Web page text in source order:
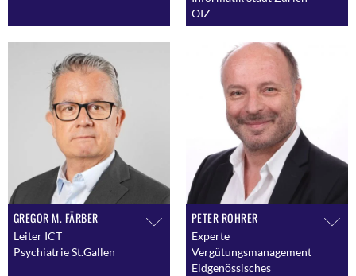
OIZ
GREGOR M. FÄRBER
Leiter ICT
Psychiatrie St.Gallen
PETER ROHRER
Experte
Vergütungsmanagement
Eidgenössisches